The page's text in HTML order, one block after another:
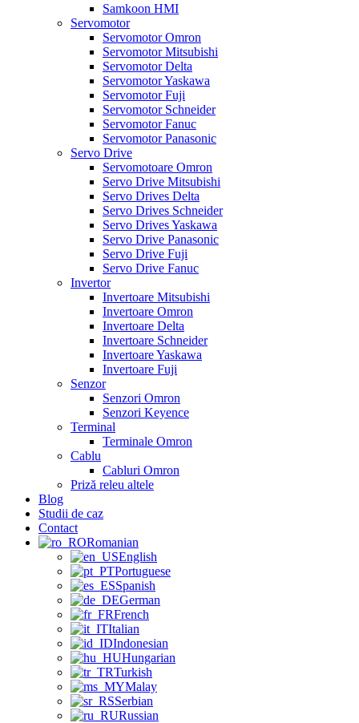
Samkoon HMI
Servomotor
Servomotor Omron
Servomotor Mitsubishi
Servomotor Delta
Servomotor Yaskawa
Servomotor Fuji
Servomotor Schneider
Servomotor Fanuc
Servomotor Panasonic
Servo Drive
Servomotoare Omron
Servo Drive Mitsubishi
Servo Drives Delta
Servo Drives Schneider
Servo Drives Yaskawa
Servo Drive Panasonic
Servo Drive Fuji
Servo Drive Fanuc
Invertor
Invertoare Mitsubishi
Invertoare Omron
Invertoare Delta
Invertoare Schneider
Invertoare Yaskawa
Invertoare Fuji
Senzor
Senzori Omron
Senzori Keyence
Terminal
Terminale Omron
Cablu
Cabluri Omron
Priză releu altele
Blog
Studii de caz
Contact
Romanian
English
Portuguese
Spanish
German
French
Italian
Indonesian
Hungarian
Turkish
Malay
Serbian
Russian